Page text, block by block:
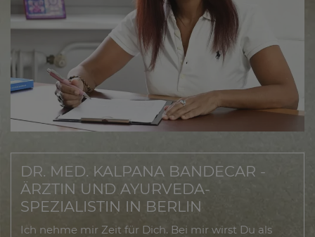
DR. MED. KALPANA BANDECAR -
ÄRZTIN UND AYURVEDA-
SPEZIALISTIN IN BERLIN
Ich nehme mir Zeit für Dich. Bei mir wirst Du als